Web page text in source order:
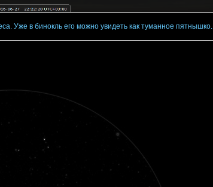
Уже в бинокль его можно увидеть как туманное пятнышко.